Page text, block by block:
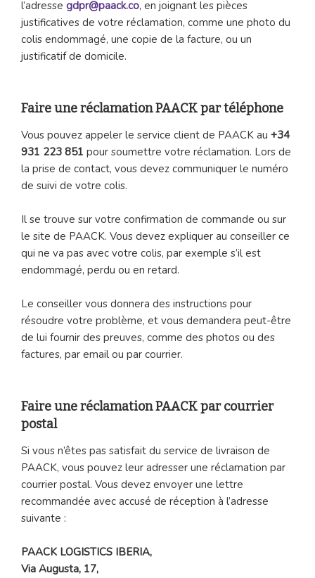
l’adresse gdpr@paack.co, en joignant les pièces
justificatives de votre réclamation, comme une photo du
colis endommagé, une copie de la facture, ou un
justificatif de domicile.
Faire une réclamation PAACK par téléphone
Vous pouvez appeler le service client de PAACK au +34
931 223 851 pour soumettre votre réclamation. Lors de
la prise de contact, vous devez communiquer le numéro
de suivi de votre colis.
Il se trouve sur votre confirmation de commande ou sur
le site de PAACK. Vous devez expliquer au conseiller ce
qui ne va pas avec votre colis, par exemple s’il est
endommagé, perdu ou en retard.
Le conseiller vous donnera des instructions pour
résoudre votre problème, et vous demandera peut-être
de lui fournir des preuves, comme des photos ou des
factures, par email ou par courrier.
Faire une réclamation PAACK par courrier
postal
Si vous n’êtes pas satisfait du service de livraison de
PAACK, vous pouvez leur adresser une réclamation par
courrier postal. Vous devez envoyer une lettre
recommandée avec accusé de réception à l’adresse
suivante :
PAACK LOGISTICS IBERIA,
Via Augusta, 17,